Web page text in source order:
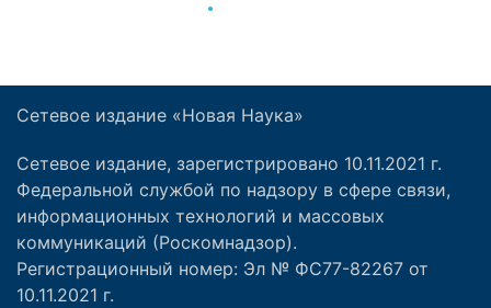
Сетевое издание «Новая Наука»
Сетевое издание, зарегистрировано 10.11.2021 г.
Федеральной службой по надзору в сфере связи,
информационных технологий и массовых
коммуникаций (Роскомнадзор).
Регистрационный номер: Эл № ФС77-82267 от
10.11.2021 г.